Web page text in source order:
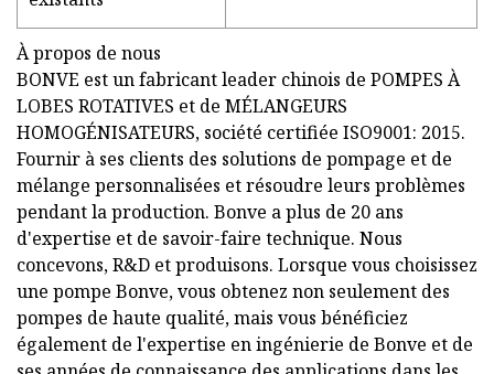
À propos de nous
BONVE est un fabricant leader chinois de POMPES À
LOBES ROTATIVES et de MÉLANGEURS
HOMOGÉNISATEURS, société certifiée ISO9001: 2015.
Fournir à ses clients des solutions de pompage et de
mélange personnalisées et résoudre leurs problèmes
pendant la production. Bonve a plus de 20 ans
d'expertise et de savoir-faire technique. Nous
concevons, R&D et produisons. Lorsque vous choisissez
une pompe Bonve, vous obtenez non seulement des
pompes de haute qualité, mais vous bénéficiez
également de l'expertise en ingénierie de Bonve et de